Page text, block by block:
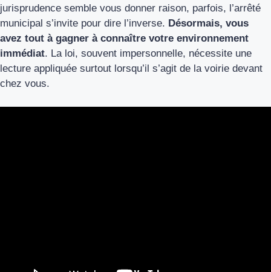
jurisprudence semble vous donner raison, parfois, l’arrêté
municipal s’invite pour dire l’inverse. Désormais, vous
avez tout à gagner à connaître votre environnement
immédiat. La loi, souvent impersonnelle, nécessite une
lecture appliquée surtout lorsqu’il s’agit de la voirie devant
chez vous.